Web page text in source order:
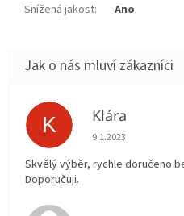
Snížená jakost: Ano
K Klára
Hodnocení
9.1.2023
Skvělý výběr, rychle doručeno
Doporučuji.